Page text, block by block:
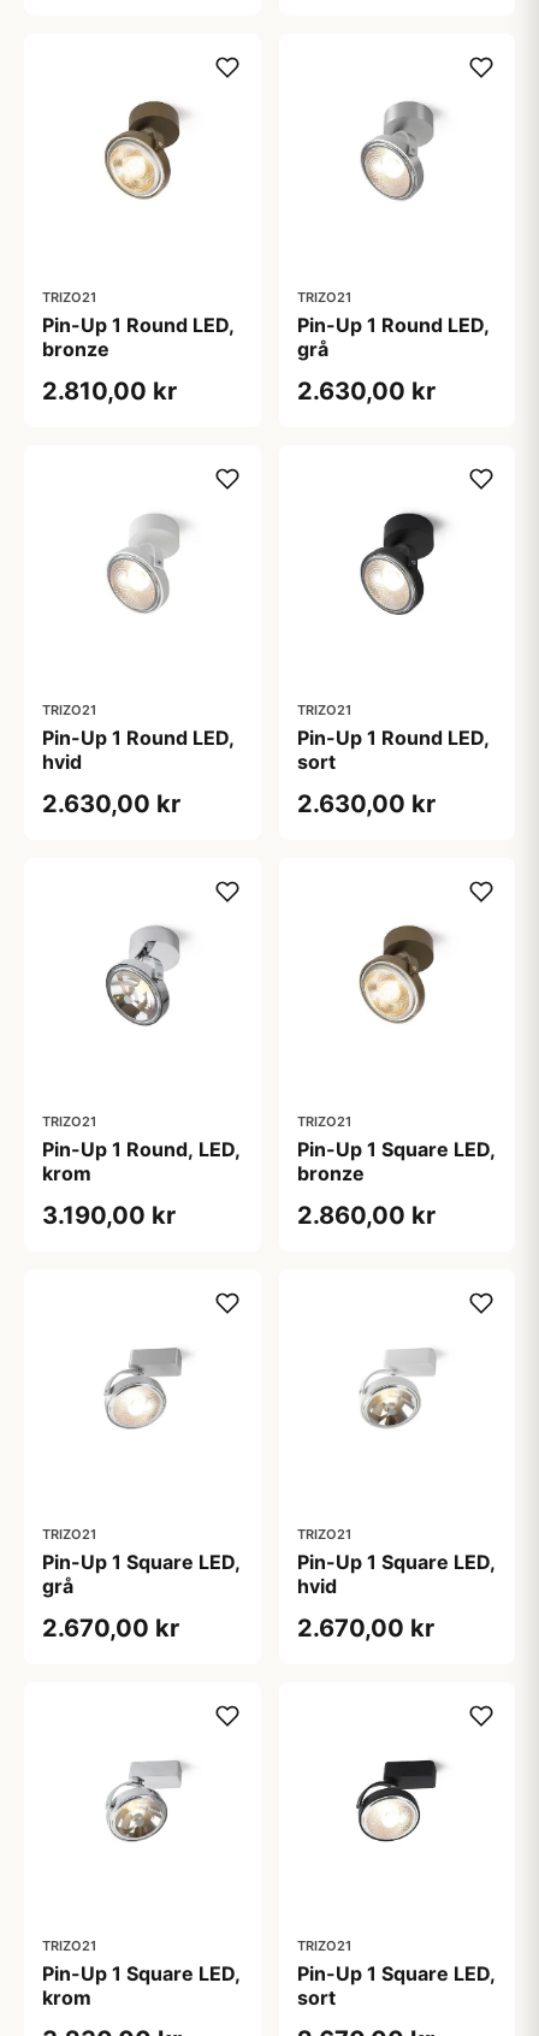
TRIZO21
Pin-Up 1 Round LED,
bronze
2.810,00 kr
TRIZO21
Pin-Up 1 Round LED,
grå
2.630,00 kr
TRIZO21
Pin-Up 1 Round LED,
hvid
2.630,00 kr
TRIZO21
Pin-Up 1 Round LED,
sort
2.630,00 kr
TRIZO21
Pin-Up 1 Round, LED,
krom
3.190,00 kr
TRIZO21
Pin-Up 1 Square LED,
bronze
2.860,00 kr
TRIZO21
Pin-Up 1 Square LED,
grå
2.670,00 kr
TRIZO21
Pin-Up 1 Square LED,
hvid
2.670,00 kr
TRIZO21
Pin-Up 1 Square LED,
krom
TRIZO21
Pin-Up 1 Square LED,
sort